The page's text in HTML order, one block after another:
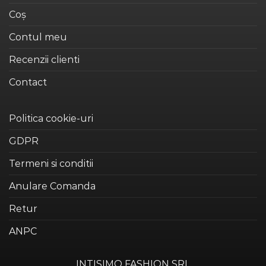
Coș
Contul meu
Recenzii clienti
Contact
Politica cookie-uri
GDPR
Termeni si conditii
Anulare Comanda
Retur
ANPC
INTISIMO FASHION SRL